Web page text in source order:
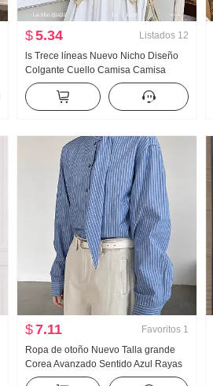
$5.34 Listados 12
ls Trece líneas Nuevo Nicho Diseño
Colgante Cuello Camisa Camisa
pequeña Mujer Verano Cuello en V
Manga corta Cinta Ajustado
Adelgazante
$7.11 Favoritos 1
Ropa de otoño Nuevo Talla grande
Corea Avanzado Sentido Azul Rayas
Camisa Manga larga Mujer Holgado